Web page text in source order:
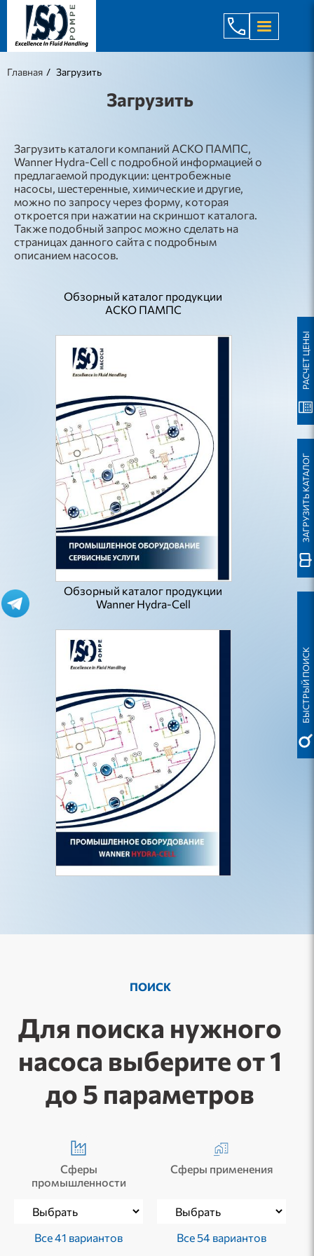
+998 971
Главная Загрузить
Загрузить
Загрузить каталоги компаний АСКО ПАМПС,
Wanner Hydra-Cell с подробной информацией о
предлагаемой продукции: центробежные
насосы, шестеренные, химические и другие,
можно по запросу через форму, которая
откроется при нажатии на скриншот каталога.
Также подобный запрос можно сделать на
страницах данного сайта с подробным
описанием насосов.
Обзорный каталог продукции
АСКО ПАМПС
Обзорный каталог продукции
Wanner Hydra-Cell
ПОИСК
Для поиска нужного
насоса выберите от 1
до 5 параметров
Сферы
промышленности
Все 41 вариантов
Сферы применения
Все 54 вариантов
БЫСТРЫЙ ПОИСК
ЗАГРУЗИТЬ КАТАЛОГ
РАСЧЕТ ЦЕНЫ